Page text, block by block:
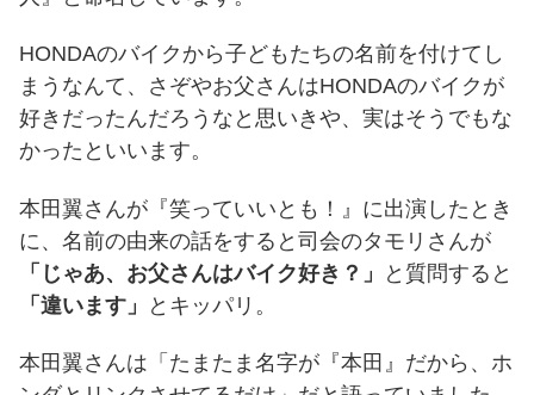
HONDAのバイクから子どもたちの名前を付けてし
まうなんて、さぞやお父さんはHONDAのバイクが
好きだったんだろうなと思いきや、実はそうでもな
かったといいます。
本田翼さんが『笑っていいとも！』に出演したとき
に、名前の由来の話をすると司会のタモリさんが
「じゃあ、お父さんはバイク好き？」
と質問すると
「違います」
とキッパリ。
本田翼さんは「たまたま名字が『本田』だから、ホ